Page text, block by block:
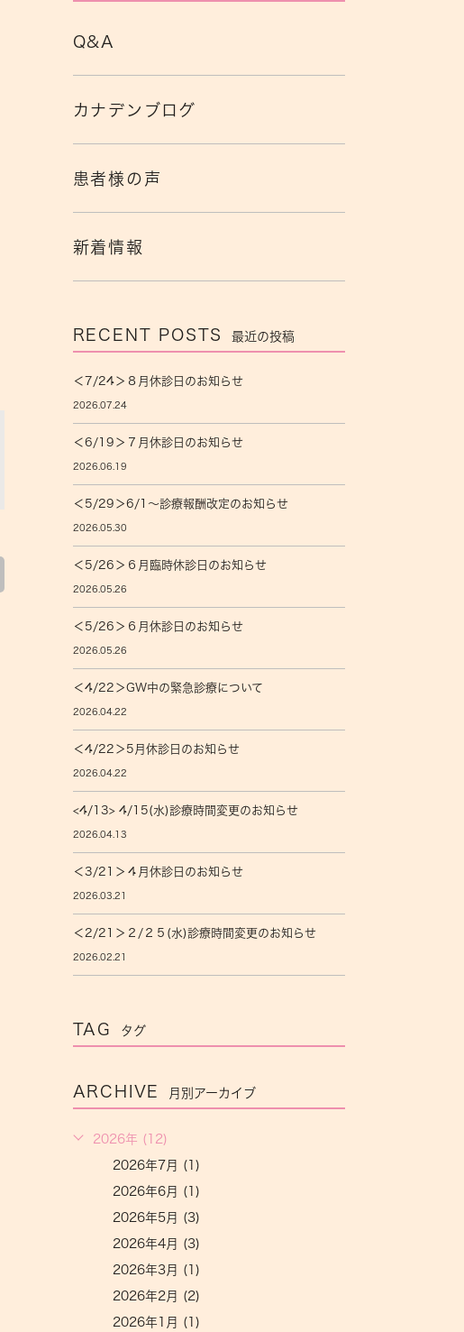
Q&A
カナデンブログ
患者様の声
新着情報
RECENT POSTS 最近の投稿
＜7/24＞８月休診日のお知らせ
2026.07.24
＜6/19＞７月休診日のお知らせ
2026.06.19
＜5/29＞6/1〜診療報酬改定のお知らせ
2026.05.30
＜5/26＞６月臨時休診日のお知らせ
2026.05.26
＜5/26＞６月休診日のお知らせ
2026.05.26
＜4/22＞GW中の緊急診療について
2026.04.22
＜4/22＞5月休診日のお知らせ
2026.04.22
<4/13> 4/15(水)診療時間変更のお知らせ
2026.04.13
＜3/21＞４月休診日のお知らせ
2026.03.21
＜2/21＞２/２５(水)診療時間変更のお知らせ
2026.02.21
TAG タグ
ARCHIVE 月別アーカイブ
2026年 (12)
2026年7月 (1)
2026年6月 (1)
2026年5月 (3)
2026年4月 (3)
2026年3月 (1)
2026年2月 (2)
2026年1月 (1)